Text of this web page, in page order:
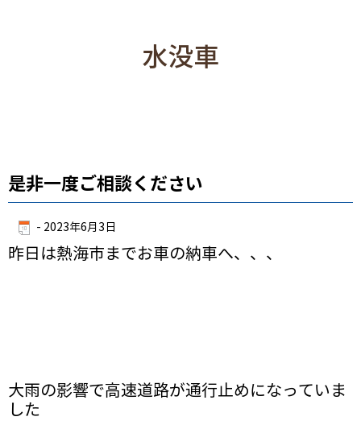
水没車
是非一度ご相談ください
- 2023年6月3日
昨日は熱海市までお車の納車へ、、、
大雨の影響で高速道路が通行止めになっていま
した